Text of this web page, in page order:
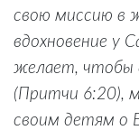
свою миссию в
вдохновение у
желает, чтобы
(Притчи 6:20),
своим детям о